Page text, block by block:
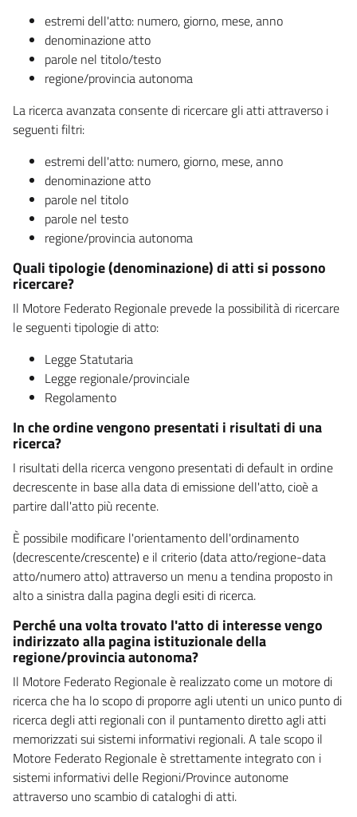
estremi dell'atto: numero, giorno, mese, anno
denominazione atto
parole nel titolo/testo
regione/provincia autonoma
La ricerca avanzata consente di ricercare gli atti attraverso i
seguenti filtri:
estremi dell'atto: numero, giorno, mese, anno
denominazione atto
parole nel titolo
parole nel testo
regione/provincia autonoma
Quali tipologie (denominazione) di atti si possono
ricercare?
Il Motore Federato Regionale prevede la possibilità di ricercare
le seguenti tipologie di atto:
Legge Statutaria
Legge regionale/provinciale
Regolamento
In che ordine vengono presentati i risultati di una
ricerca?
I risultati della ricerca vengono presentati di default in ordine
decrescente in base alla data di emissione dell'atto, cioè a
partire dall'atto più recente.
È possibile modificare l'orientamento dell'ordinamento
(decrescente/crescente) e il criterio (data atto/regione-data
atto/numero atto) attraverso un menu a tendina proposto in
alto a sinistra dalla pagina degli esiti di ricerca.
Perché una volta trovato l'atto di interesse vengo
indirizzato alla pagina istituzionale della
regione/provincia autonoma?
Il Motore Federato Regionale è realizzato come un motore di
ricerca che ha lo scopo di proporre agli utenti un unico punto di
ricerca degli atti regionali con il puntamento diretto agli atti
memorizzati sui sistemi informativi regionali. A tale scopo il
Motore Federato Regionale è strettamente integrato con i
sistemi informativi delle Regioni/Province autonome
attraverso uno scambio di cataloghi di atti.